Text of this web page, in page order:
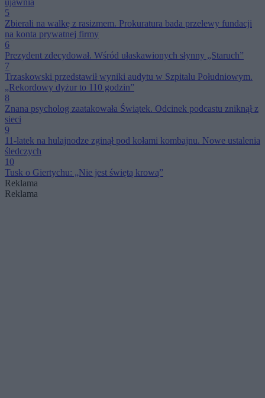
ujawnia
5
Zbierali na walkę z rasizmem. Prokuratura bada przelewy fundacji
na konta prywatnej firmy
6
Prezydent zdecydował. Wśród ułaskawionych słynny „Staruch”
7
Trzaskowski przedstawił wyniki audytu w Szpitalu Południowym.
„Rekordowy dyżur to 110 godzin”
8
Znana psycholog zaatakowała Świątek. Odcinek podcastu zniknął z
sieci
9
11-latek na hulajnodze zginął pod kołami kombajnu. Nowe ustalenia
śledczych
10
Tusk o Giertychu: „Nie jest świętą krową”
Reklama
Reklama